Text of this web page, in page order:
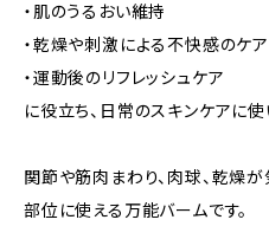
・肌のうるおい維持
・乾燥や刺激による不快感のケア
・運動後のリフレッシュケア
に役立ち、日常のスキンケアに
関節や筋肉まわり、肉球、乾燥
部位に使える万能バームです。